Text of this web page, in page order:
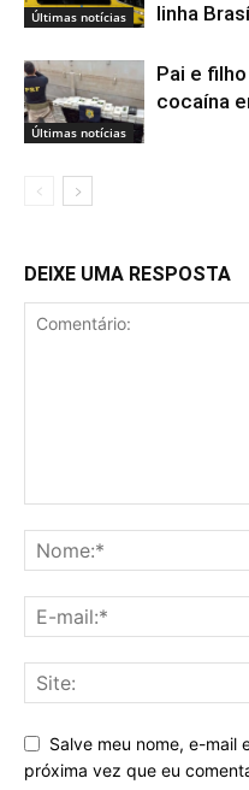
Últimas notícias
linha
Últimas notícias
Pai e
cocaína
DEIXE UMA RESPOSTA
Salve meu nome, e-mail
próxima vez que eu